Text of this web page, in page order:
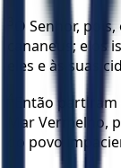
O Senhor,
cananeus; e
eles e às suas
Então
Mar Vermelho,
do povo